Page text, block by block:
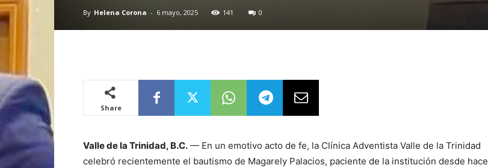
By Helena Corona - 6 mayo, 2025 141 0
Share
Valle de la Trinidad, B.C. — En un emotivo acto de fe, la Clínica Adventista Valle de la Trinidad
celebró recientemente el bautismo de Magarely Palacios, paciente de la institución desde hace